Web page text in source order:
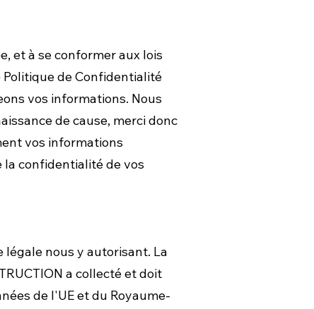
et à se conformer aux lois
de Confidentialité
vos informations. Nous
de cause, merci donc
vos informations
la confidentialité de vos
nous y autorisant. La
a collecté et doit
de l'UE et du Royaume-